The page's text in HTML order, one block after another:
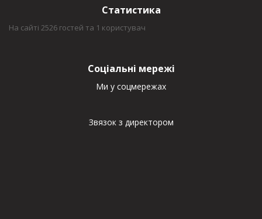
Статистика
На сайті 2526 гостей та 1 користувач
Соціальні мережі
Ми у соцмережах
Звязок з директором